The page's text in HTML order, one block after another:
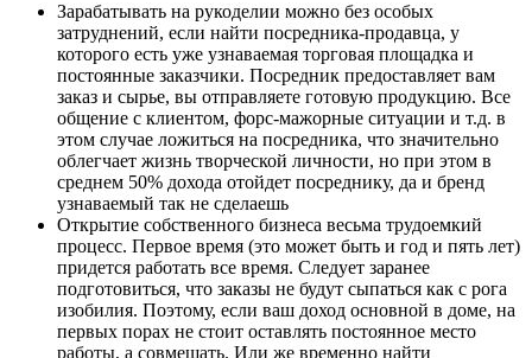
Зарабатывать на рукоделии можно без особых
затруднений, если найти посредника-продавца, у
которого есть уже узнаваемая торговая площадка и
постоянные заказчики. Посредник предоставляет вам
заказ и сырье, вы отправляете готовую продукцию. Все
общение с клиентом, форс-мажорные ситуации и т.д. в
этом случае ложиться на посредника, что значительно
облегчает жизнь творческой личности, но при этом в
среднем 50% дохода отойдет посреднику, да и бренд
узнаваемый так не сделаешь
Открытие собственного бизнеса весьма трудоемкий
процесс. Первое время (это может быть и год и пять лет)
придется работать все время. Следует заранее
подготовиться, что заказы не будут сыпаться как с рога
изобилия. Поэтому, если ваш доход основной в доме, на
первых порах не стоит оставлять постоянное место
работы, а совмещать. Или же временно найти